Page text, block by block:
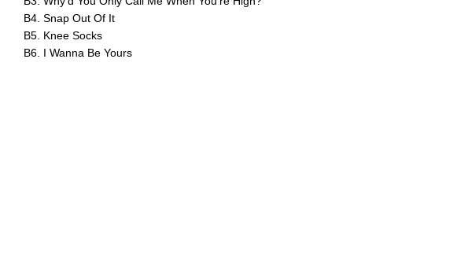
B4. Snap Out Of It
B5. Knee Socks
B6. I Wanna Be Yours